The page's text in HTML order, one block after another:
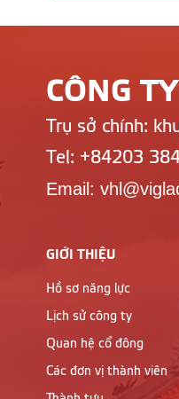
CÔNG
Trụ sở chính:
Tel: +84203
Email:
GIỚI THIỆU
Hồ sơ năng lực
Lịch sử công ty
Quan hệ cổ đông
Các đơn vị thành viên